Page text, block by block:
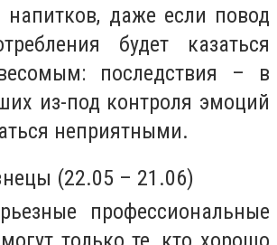
напитков, даже если повод
будет казаться
последствия – в
из-под контроля эмоций
неприятными.
(22.05 – 21.06)
профессиональные